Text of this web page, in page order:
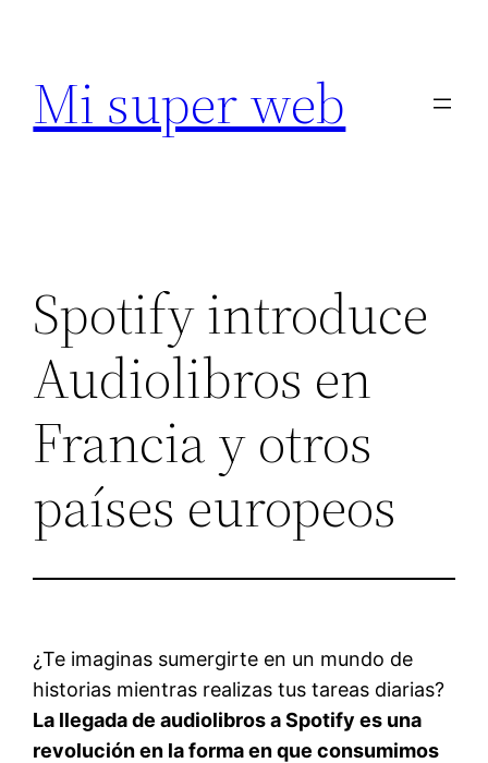
contenido
Mi super web
Spotify introduce
Audiolibros en
Francia y otros
países europeos
¿Te imaginas sumergirte en un mundo de
historias mientras realizas tus tareas diarias?
La llegada de audiolibros a Spotify es una
revolución en la forma en que consumimos